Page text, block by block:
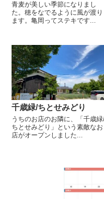
青麦が美しい季節になりまし
た。穂をなでるように風が渡り
ます。亀岡ってステキです...
千歳緑/ちとせみどり
うちのお店のお隣に、「千歳
ちとせみどり」という素敵なお
店がオープンしました...